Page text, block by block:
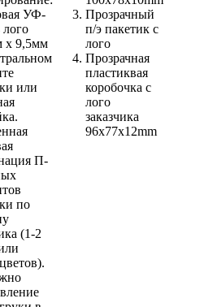
УФ-
лого
x 9,5мм
или
П-
по
(1-2
Прозрачный
п/э пакетик с
лого
Прозрачная
пластиквая
коробочка с
лого
заказчика
96x77x12mm